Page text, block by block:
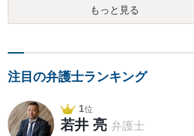
もっと見る
注目の弁護士ランキング
1位
若井 亮 弁護士